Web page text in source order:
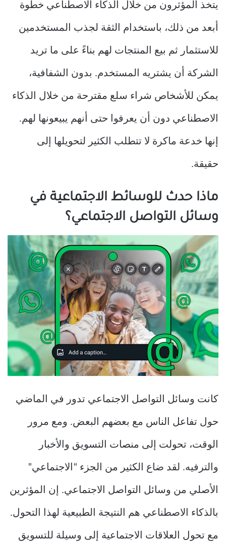
يتخذ المؤثرون من خلال الذكاء الاصطناعي خطوة
أبعد من ذلك، باستخدام الثقة لجذب المستخدمين
للاستثمار ثم بيع المنتجات لهم بناءً على ما تريد
الشركة أن يشتريه المستخدم. بدون الشفافية،
يمكن للأشخاص شراء سلع مقترحة من خلال الذكاء
الاصطناعي دون أن يعرفوا حتى أنهم يبيعونها لهم.
إنها خدعة ماكرة لا تتطلب الكثير لتحويلها إلى
حقيقة.
ماذا حدث للوسائط الاجتماعية في
وسائل التواصل الاجتماعي؟
كانت وسائل التواصل الاجتماعي تدور في الماضي
حول تفاعل الناس مع بعضهم البعض. ومع مرور
الوقت، تحولت إلى منصات التسويق والأخبار
والترفيه. لقد ضاع الكثير من الجزء “الاجتماعي”
الأصلي من وسائل التواصل الاجتماعي. إن المؤثرين
بالذكاء الاصطناعي هم النتيجة الطبيعية لهذا التحول.
مع تحول العلاقات الاجتماعية إلى وسيلة للتسويق